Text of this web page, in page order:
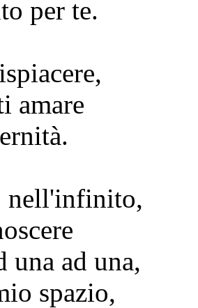
per te.
amare
nell'infinito,
una ad una,
spazio,